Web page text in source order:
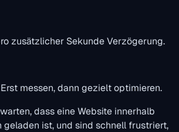
zusätzlicher Sekunde Verzögerung.
messen, dann gezielt optimieren.
dass eine Website innerhalb
geladen ist, und sind schnell frustriert,